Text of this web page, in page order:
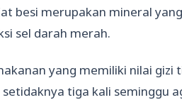
besi merupakan mineral
sel darah merah.
yang memiliki nilai gizi
tiga kali seminggu